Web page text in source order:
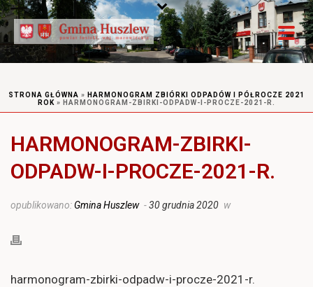
STRONA GŁÓWNA » HARMONOGRAM ZBIÓRKI ODPADÓW I PÓŁROCZE 2021
ROK » HARMONOGRAM-ZBIRKI-ODPADW-I-PROCZE-2021-R.
HARMONOGRAM-ZBIRKI-
ODPADW-I-PROCZE-2021-R.
opublikowano: Gmina Huszlew -30 grudnia 2020 w
harmonogram-zbirki-odpadw-i-procze-2021-r.